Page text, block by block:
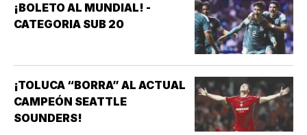
¡BOLETO AL MUNDIAL! -
CATEGORIA SUB 20
¡TOLUCA “BORRA” AL ACTUAL
CAMPEÓN SEATTLE
SOUNDERS!